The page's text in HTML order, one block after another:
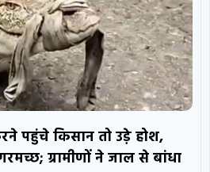
पहुंचे किसान तो उड़े होश,
ग्रामीणों ने जाल से बांधा